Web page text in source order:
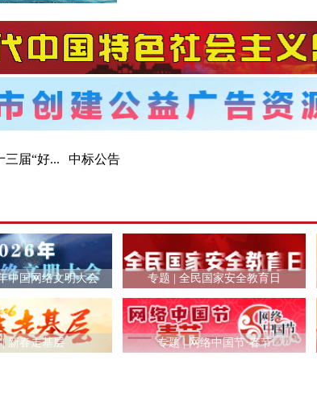
三届“好... 中标公告
中国网络文明大会 专题 | 全民国家安全教育日
| 新春走基层 专题 | 网络中国节·春节